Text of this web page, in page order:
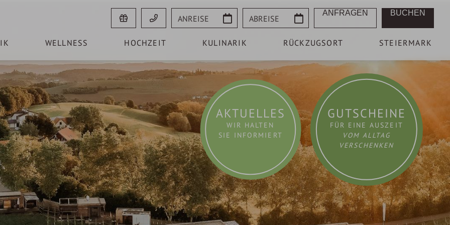
Anreise Abreise ANFRAGEN BUCHEN
WELLNESS HOCHZEIT KULINARIK RÜCKZUGSORT STEIERMARK
GUTSCHEINE
FÜR EINE AUSZEIT
VOM ALLTAG
VERSCHENKEN
AKTUELLES
WIR HALTEN
SIE INFORMIERT